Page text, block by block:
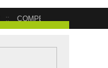
COMPETITION